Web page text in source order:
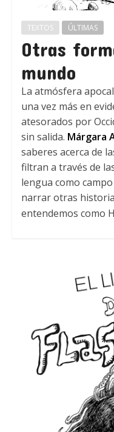
TEXTOS ÚLTIMAS
Otras
mundo
La atmósfera
una vez más en
atesorados por
sin salida. Márgara
saberes acerca de
filtran a través de
lengua como
narrar otras
entendemos como